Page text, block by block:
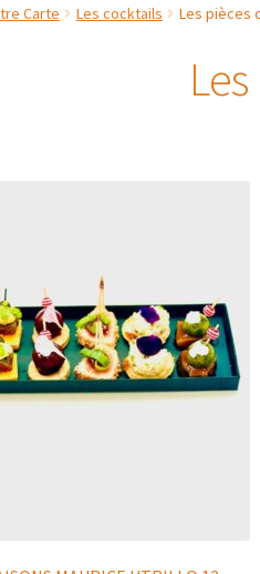
Carte Les cocktails Les pièces